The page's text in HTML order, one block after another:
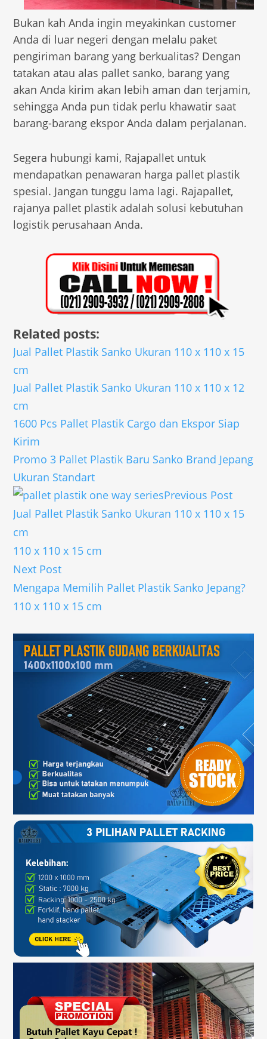
Bukan kah Anda ingin meyakinkan customer
Anda di luar negeri dengan melalu paket
pengiriman barang yang berkualitas? Dengan
tatakan atau alas pallet sanko, barang yang
akan Anda kirim akan lebih aman dan terjamin,
sehingga Anda pun tidak perlu khawatir saat
barang-barang ekspor Anda dalam perjalanan.
Segera hubungi kami, Rajapallet untuk
mendapatkan penawaran harga pallet plastik
spesial. Jangan tunggu lama lagi. Rajapallet,
rajanya pallet plastik adalah solusi kebutuhan
logistik perusahaan Anda.
Related posts:
Jual Pallet Plastik Sanko Ukuran 110 x 110 x 15
cm
Jual Pallet Plastik Sanko Ukuran 110 x 110 x 12
cm
1600 Pcs Pallet Plastik Cargo dan Ekspor Siap
Kirim
Promo 3 Pallet Plastik Baru Sanko Brand Jepang
Ukuran Standart
Previous Post
Jual Pallet Plastik Sanko Ukuran 110 x 110 x 15
cm
110 x 110 x 15 cm
Next Post
Mengapa Memilih Pallet Plastik Sanko Jepang?
110 x 110 x 15 cm